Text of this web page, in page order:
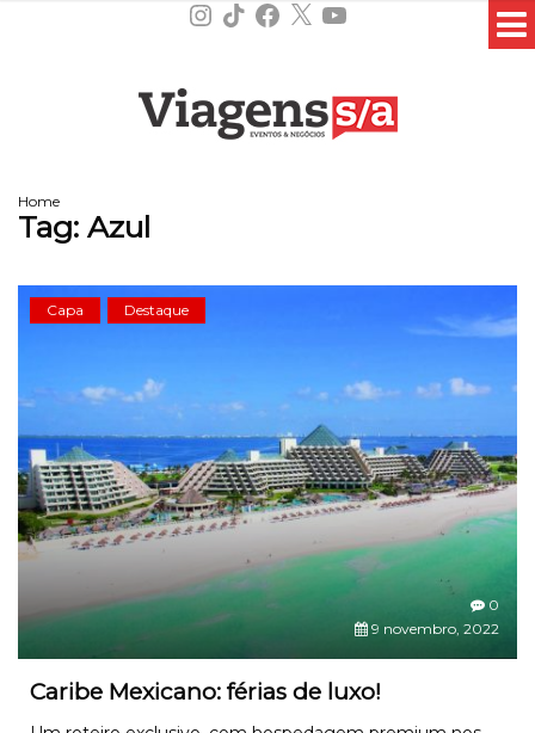
Instagram
TikTokFacebook
X YouTube
Home
Tag: Azul
Capa Destaque
0
9 novembro, 2022
Caribe Mexicano: férias de luxo!